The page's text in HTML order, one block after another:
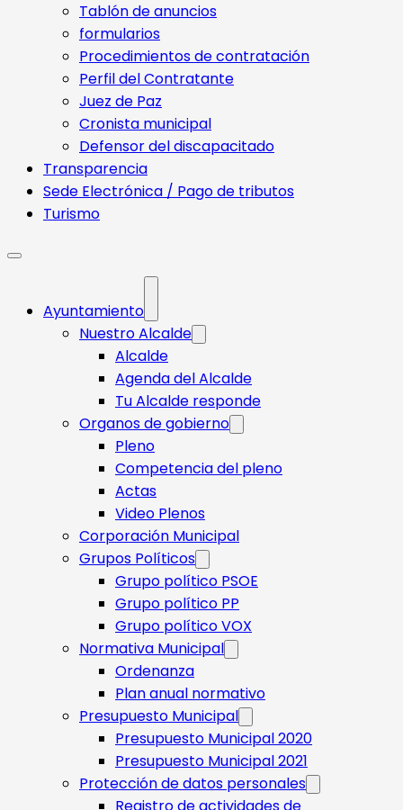
Tablón de anuncios
formularios
Procedimientos de contratación
Perfil del Contratante
Juez de Paz
Cronista municipal
Defensor del discapacitado
Transparencia
Sede Electrónica / Pago de tributos
Turismo
Ayuntamiento
Nuestro Alcalde
Alcalde
Agenda del Alcalde
Tu Alcalde responde​
Organos de gobierno
Pleno
Competencia del pleno
Actas
Video Plenos
Corporación Municipal
Grupos Políticos
Grupo político PSOE
Grupo político PP
Grupo político VOX
Normativa Municipal
Ordenanza
Plan anual normativo
Presupuesto Municipal
Presupuesto Municipal 2020
Presupuesto Municipal 2021
Protección de datos personales